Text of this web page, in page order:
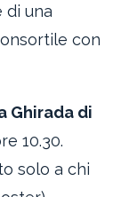
di una
con
Ghirada di
10.30.
solo a chi